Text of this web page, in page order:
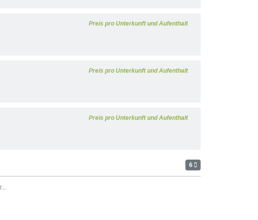
Preis pro Unterkunft und Aufenthalt
Preis pro Unterkunft und Aufenthalt
Preis pro Unterkunft und Aufenthalt
6